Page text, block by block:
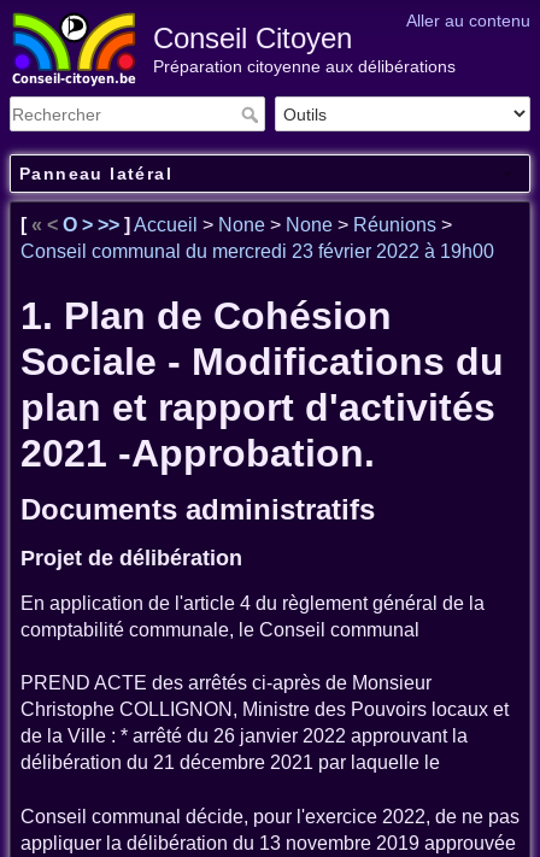
Aller au contenu
Conseil Citoyen
Préparation citoyenne aux délibérations
Panneau latéral
[« < O > >> ] Accueil > None > None > Réunions >
Conseil communal du mercredi 23 février 2022 à 19h00
1. Plan de Cohésion
Sociale - Modifications du
plan et rapport d'activités
2021 -Approbation.
Documents administratifs
Projet de délibération
En application de l'article 4 du règlement général de la
comptabilité communale, le Conseil communal
PREND ACTE des arrêtés ci-après de Monsieur
Christophe COLLIGNON, Ministre des Pouvoirs locaux et
de la Ville : * arrêté du 26 janvier 2022 approuvant la
délibération du 21 décembre 2021 par laquelle le
Conseil communal décide, pour l'exercice 2022, de ne pas
appliquer la délibération du 13 novembre 2019 approuvée